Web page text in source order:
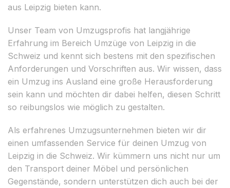
aus Leipzig bieten kann.
Unser Team von Umzugsprofis hat langjährige
Erfahrung im Bereich Umzüge von Leipzig in die
Schweiz und kennt sich bestens mit den spezifischen
Anforderungen und Vorschriften aus. Wir wissen, dass
ein Umzug ins Ausland eine große Herausforderung
sein kann und möchten dir dabei helfen, diesen Schritt
so reibungslos wie möglich zu gestalten.
Als erfahrenes Umzugsunternehmen bieten wir dir
einen umfassenden Service für deinen Umzug von
Leipzig in die Schweiz. Wir kümmern uns nicht nur um
den Transport deiner Möbel und persönlichen
Gegenstände, sondern unterstützen dich auch bei der